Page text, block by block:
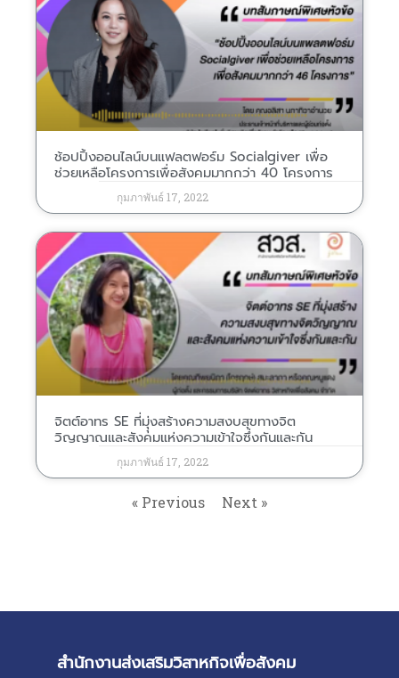
ช้อปปิ้งออนไลน์บนแฟลตฟอร์ม Socialgiver เพื่อ
ช่วยเหลือโครงการเพื่อสังคมมากกว่า 40 โครงการ
กุมภาพันธ์ 17, 2022
จิตต์อาทร SE ที่มุุ่งสร้างความสงบสุขทางจิต
วิญญาณและสังคมแห่งความเข้าใจซึ่งกันและกัน
กุมภาพันธ์ 17, 2022
« Previous Next »
สำนักงานส่งเสริมวิสาหกิจเพื่อสังคม